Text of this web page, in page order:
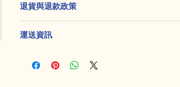
寸、材料、保固和清洗說明。另外，您也可在此處
品的獨特之處，以及可給客戶帶來的好處。買家總
能在購買之前清楚了解產品。所以請盡量提供資訊
客有信心和决心購買產品。
退貨與退款政策
產品。撰寫政策時，請盡量開門見山，以便建立互
運送資訊
的資訊。撰寫政策時，請盡量開門見山，以便建立